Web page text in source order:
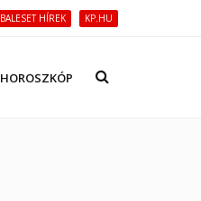
BALESET HÍREK KP.HU
HOROSZKÓP